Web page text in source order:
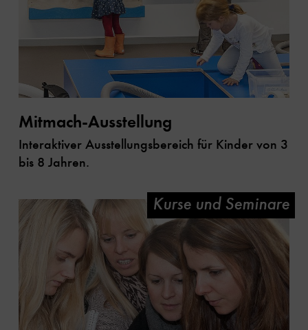
Mitmach-Ausstellung
Interaktiver Ausstellungsbereich für Kinder von 3
bis 8 Jahren.
Kurse und Seminare